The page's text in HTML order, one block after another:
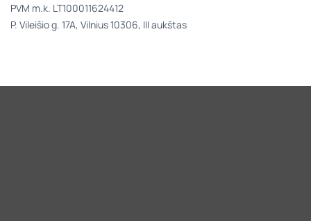
PVM m.k. LT100011624412
P. Vileišio g. 17A, Vilnius 10306, III aukštas